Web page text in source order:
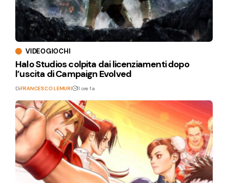
VIDEOGIOCHI
Halo Studios colpita dai licenziamenti dopo
l’uscita di Campaign Evolved
DiFRANCESCO LEMURI 11 ore fa